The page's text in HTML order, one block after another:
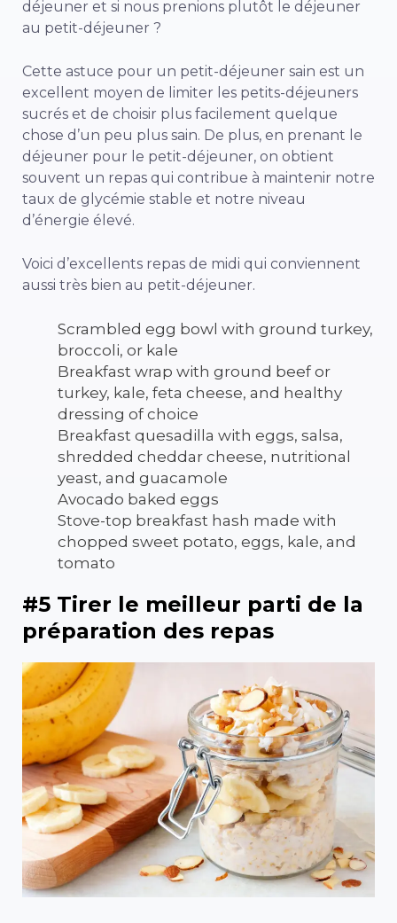
déjeuner et si nous prenions plutôt le déjeuner
au petit-déjeuner ?
Cette astuce pour un petit-déjeuner sain est un
excellent moyen de limiter les petits-déjeuners
sucrés et de choisir plus facilement quelque
chose d’un peu plus sain. De plus, en prenant le
déjeuner pour le petit-déjeuner, on obtient
souvent un repas qui contribue à maintenir notre
taux de glycémie stable et notre niveau
d’énergie élevé.
Voici d’excellents repas de midi qui conviennent
aussi très bien au petit-déjeuner.
Scrambled egg bowl with ground turkey,
broccoli, or kale
Breakfast wrap with ground beef or
turkey, kale, feta cheese, and healthy
dressing of choice
Breakfast quesadilla with eggs, salsa,
shredded cheddar cheese, nutritional
yeast, and guacamole
Avocado baked eggs
Stove-top breakfast hash made with
chopped sweet potato, eggs, kale, and
tomato
#5 Tirer le meilleur parti de la
préparation des repas